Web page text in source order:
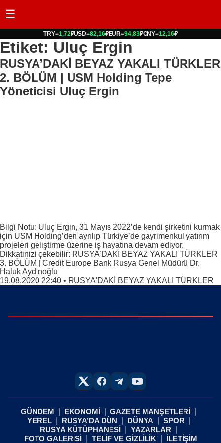
☰
TRY=1,72₽USD=82,16₽EUR=94,83₽CNY=12,16₽
Etiket: Uluç Ergin
RUSYA’DAKİ BEYAZ YAKALI TÜRKLER
2. BÖLÜM | USM Holding Tepe
Yöneticisi Uluç Ergin
Bilgi Notu: Uluç Ergin, 31 Mayıs 2022’de kendi şirketini kurmak
için USM Holding’den ayrılıp Türkiye’de gayrimenkul yatırım
projeleri geliştirme üzerine iş hayatına devam ediyor.
Dikkatinizi çekebilir: RUSYA’DAKİ BEYAZ YAKALI TÜRKLER
3. BÖLÜM | Credit Europe Bank Rusya Genel Müdürü Dr.
Haluk Aydınoğlu
19.08.2020 22:40 • RUSYA'DAKİ BEYAZ YAKALI TÜRKLER
GÜNDEM EKONOMİ
GAZETE MANŞETLERİ
YEREL
RUSYA’DA DÜN DÜNYA
SPOR
RUSYA KÜTÜPHANESİ
YAZARLAR
FOTO GALERİSİ
TELİF VE GİZLİLİK İLETİŞİM